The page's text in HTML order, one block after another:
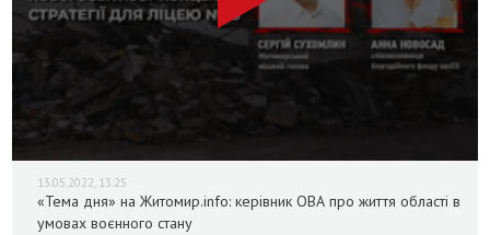
13.05.2022, 13:25
«Тема дня» на Житомир.info: керівник ОВА про життя області в
умовах воєнного стану